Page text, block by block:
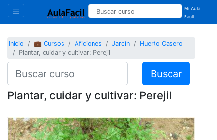
Mi Aula
Facil
Inicio 💼 Cursos Aficiones Jardín
Huerto Casero
Plantar, cuidar y cultivar: Perejil
Buscar
Plantar, cuidar y cultivar: Perejil